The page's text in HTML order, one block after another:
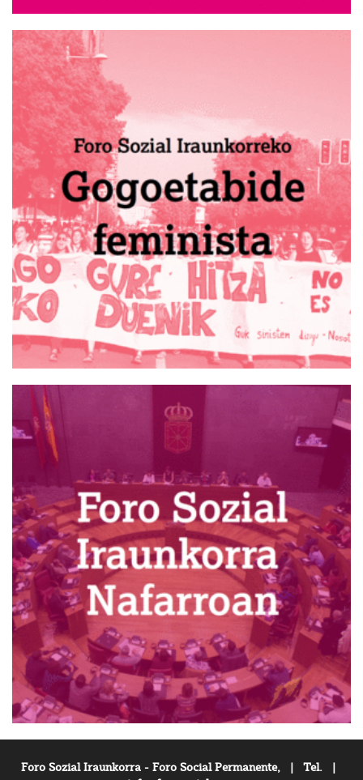
Foro Sozial Iraunkorra - Foro Social Permanente, | Tel. |